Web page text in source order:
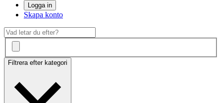
Logga in
Skapa konto
Filtrera efter kategori